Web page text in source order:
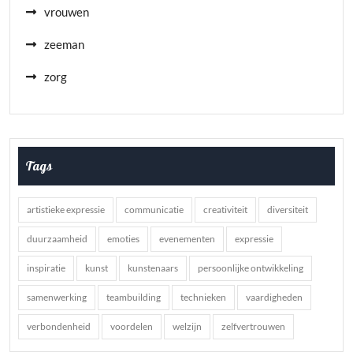
vrouwen
zeeman
zorg
Tags
artistieke expressie communicatie creativiteit diversiteit
duurzaamheid emoties evenementen expressie
inspiratie kunst kunstenaars persoonlijke ontwikkeling
samenwerking teambuilding technieken vaardigheden
verbondenheid voordelen welzijn zelfvertrouwen